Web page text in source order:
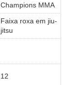
Champions MMA
Faixa roxa em jiu-
jitsu
12